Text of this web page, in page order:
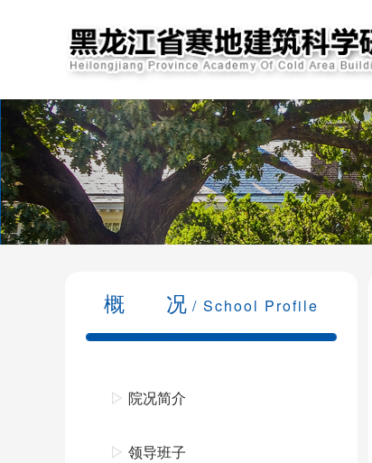
概 况 / School Profile
院况简介
领导班子